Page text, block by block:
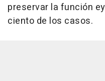
preservar la función
ciento de los casos.